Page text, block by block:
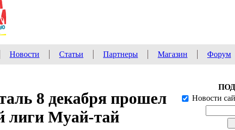
Новости Статьи Партнеры Магазин Форум
8 декабря прошел
лиги Муай-тай
Новости